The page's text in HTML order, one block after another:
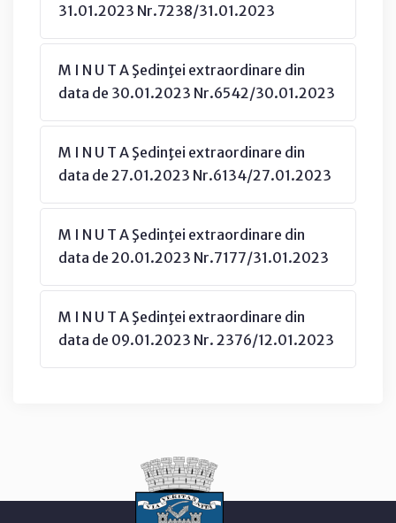
31.01.2023 Nr.7238/31.01.2023
M I N U T A Şedinţei extraordinare din
data de 30.01.2023 Nr.6542/30.01.2023
M I N U T A Şedinţei extraordinare din
data de 27.01.2023 Nr.6134/27.01.2023
M I N U T A Şedinţei extraordinare din
data de 20.01.2023 Nr.7177/31.01.2023
M I N U T A Şedinţei extraordinare din
data de 09.01.2023 Nr. 2376/12.01.2023